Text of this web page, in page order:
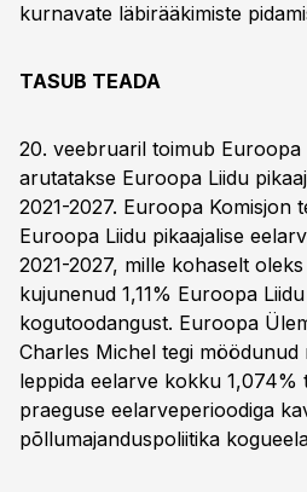
kurnavate läbirääkimiste
TASUB TEADA
20. veebruaril toimub
arutatakse Euroopa Liidu
2021-2027. Euroopa Komisjon
Euroopa Liidu pikaajalise
2021-2027, mille kohaselt
kujunenud 1,11% Euroopa
kogutoodangust. Euroopa
Charles Michel tegi möödunud
leppida eelarve kokku 1,074%
praeguse eelarveperioodiga
põllumajanduspoliitika